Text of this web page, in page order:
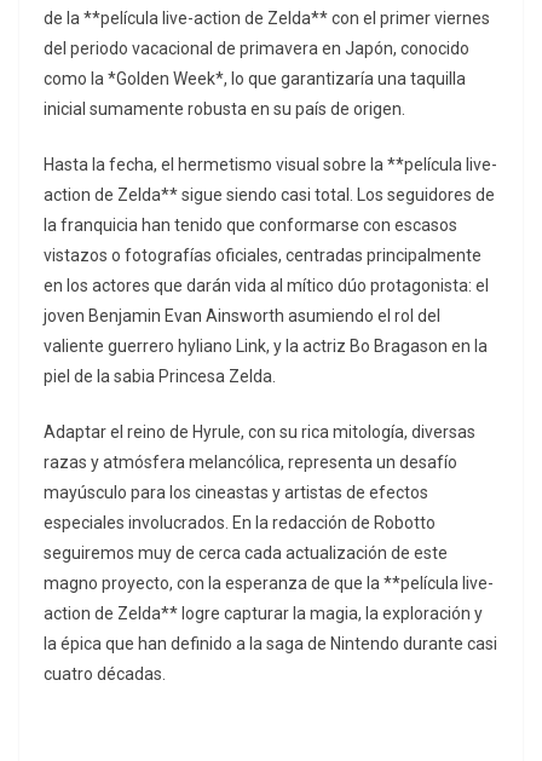
de la **película live-action de Zelda** con el primer viernes
del periodo vacacional de primavera en Japón, conocido
como la *Golden Week*, lo que garantizaría una taquilla
inicial sumamente robusta en su país de origen.
Hasta la fecha, el hermetismo visual sobre la **película live-
action de Zelda** sigue siendo casi total. Los seguidores de
la franquicia han tenido que conformarse con escasos
vistazos o fotografías oficiales, centradas principalmente
en los actores que darán vida al mítico dúo protagonista: el
joven Benjamin Evan Ainsworth asumiendo el rol del
valiente guerrero hyliano Link, y la actriz Bo Bragason en la
piel de la sabia Princesa Zelda.
Adaptar el reino de Hyrule, con su rica mitología, diversas
razas y atmósfera melancólica, representa un desafío
mayúsculo para los cineastas y artistas de efectos
especiales involucrados. En la redacción de Robotto
seguiremos muy de cerca cada actualización de este
magno proyecto, con la esperanza de que la **película live-
action de Zelda** logre capturar la magia, la exploración y
la épica que han definido a la saga de Nintendo durante casi
cuatro décadas.